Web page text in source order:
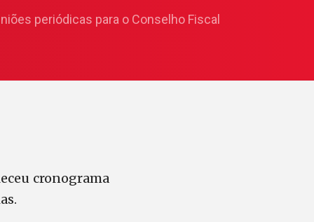
periódicas para o Conselho Fiscal
cronograma